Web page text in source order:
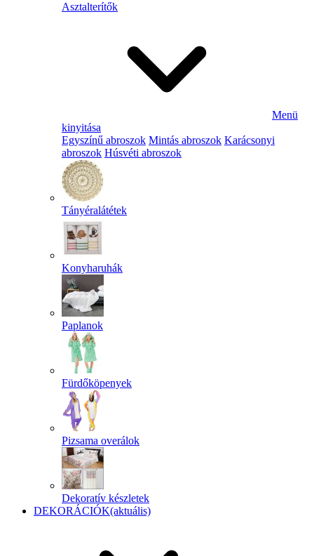
Asztalterítők
Menü
kinyitása
Egyszínű abroszok Mintás abroszok Karácsonyi
abroszok Húsvéti abroszok
Tányéralátétek
Konyharuhák
Paplanok
Fürdőköpenyek
Pizsama overálok
Dekoratív készletek
DEKORÁCIÓK(aktuális)